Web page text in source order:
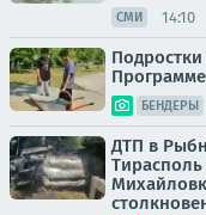
СМИ 14:10
БЕНДЕРЫ
ДТП в